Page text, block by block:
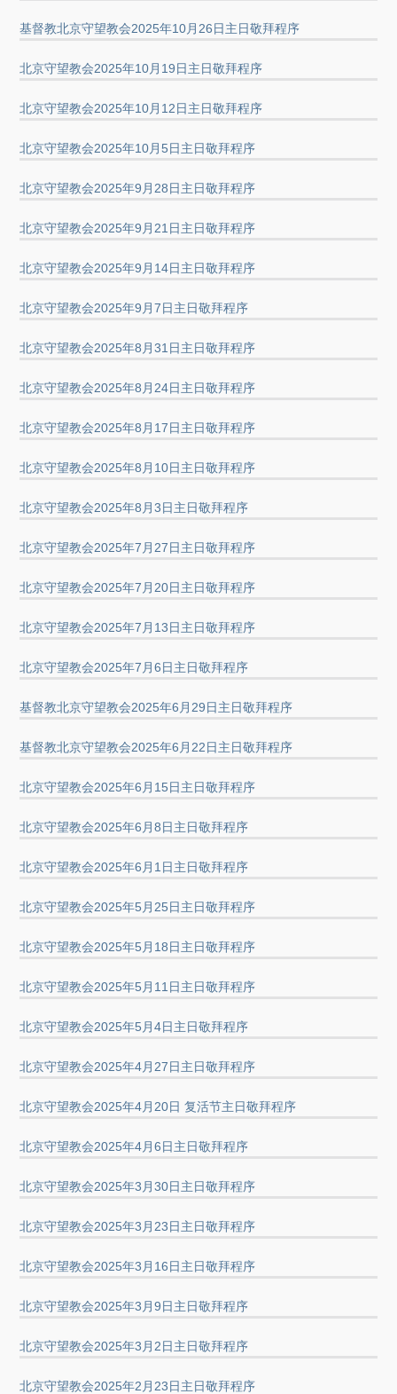
基督教北京守望教会2025年10月26日主日敬拜程序
北京守望教会2025年10月19日主日敬拜程序
北京守望教会2025年10月12日主日敬拜程序
北京守望教会2025年10月5日主日敬拜程序
北京守望教会2025年9月28日主日敬拜程序
北京守望教会2025年9月21日主日敬拜程序
北京守望教会2025年9月14日主日敬拜程序
北京守望教会2025年9月7日主日敬拜程序
北京守望教会2025年8月31日主日敬拜程序
北京守望教会2025年8月24日主日敬拜程序
北京守望教会2025年8月17日主日敬拜程序
北京守望教会2025年8月10日主日敬拜程序
北京守望教会2025年8月3日主日敬拜程序
北京守望教会2025年7月27日主日敬拜程序
北京守望教会2025年7月20日主日敬拜程序
北京守望教会2025年7月13日主日敬拜程序
北京守望教会2025年7月6日主日敬拜程序
基督教北京守望教会2025年6月29日主日敬拜程序
基督教北京守望教会2025年6月22日主日敬拜程序
北京守望教会2025年6月15日主日敬拜程序
北京守望教会2025年6月8日主日敬拜程序
北京守望教会2025年6月1日主日敬拜程序
北京守望教会2025年5月25日主日敬拜程序
北京守望教会2025年5月18日主日敬拜程序
北京守望教会2025年5月11日主日敬拜程序
北京守望教会2025年5月4日主日敬拜程序
北京守望教会2025年4月27日主日敬拜程序
北京守望教会2025年4月20日 复活节主日敬拜程序
北京守望教会2025年4月6日主日敬拜程序
北京守望教会2025年3月30日主日敬拜程序
北京守望教会2025年3月23日主日敬拜程序
北京守望教会2025年3月16日主日敬拜程序
北京守望教会2025年3月9日主日敬拜程序
北京守望教会2025年3月2日主日敬拜程序
北京守望教会2025年2月23日主日敬拜程序